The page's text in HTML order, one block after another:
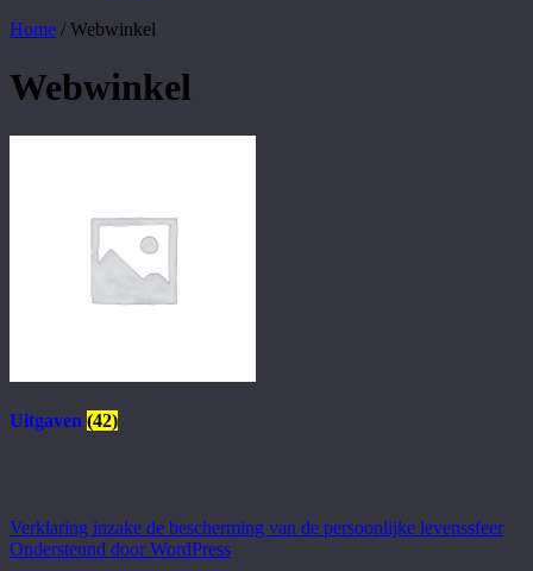
Home / Webwinkel
Webwinkel
Uitgaven (42)
Verklaring inzake de bescherming van de persoonlijke levenssfeer
Ondersteund door WordPress